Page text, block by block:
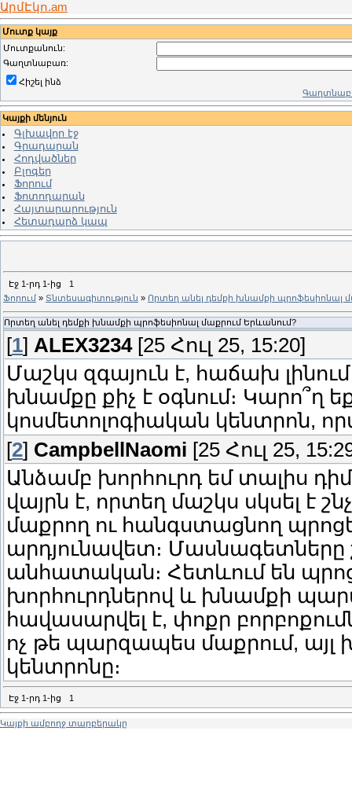
ԱրմԷկո.am
Մուտք կայք
Մուտքանուն:
Գաղտնաբառ:
Հիշել ինձ
Կայքի մենյուն
Գլխավոր էջ
Գրադարան
Հոդվածներ
Բլոգեր
Ֆորում
Ֆոտոդարան
Հայտարարություն
Հետադարձ կապ
Էջ 1-րդ 1-ից
1
Ֆորում » Տնտեսագիտություն » Որտեղ անել դեմքի խնամքի պրոֆեսիոնալ
Որտեղ անել դեմքի խնամքի պրոֆեսիոնալ մաքրում Երևանում?
[1] ALEX3234[25 Հուլ 25, 15:20]
Մաշկս զգայուն է, հաճախ
խնամքը քիչ է օգնում։ Կարո՞ղ
կոսմետոլոգիական կենտրոն,
[2] CampbellNaomi [25 Հուլ 25,
Անձամբ խորհուրդ եմ տալիս
վայրն է, որտեղ մաշկս սկսել է
մաքրող ու հանգստացնող
արդյունավետ։ Մասնագետները
անհատական։ Հետևում են
խորհուրդներով և խնամքի
հավասարվել է, փոքր
ոչ թե պարզապես մաքրում, այլ
կենտրոնը։
Էջ 1-րդ 1-ից 1
Կայքի ամբողջ տարբերակը